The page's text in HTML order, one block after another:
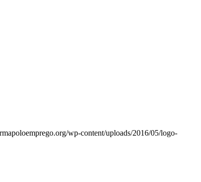
wp-content/uploads/2016/05/logo-